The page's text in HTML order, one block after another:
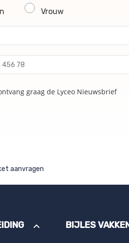
Vrouw
graag de Lyceo Nieuwsbrief
aanvragen
BIJLES